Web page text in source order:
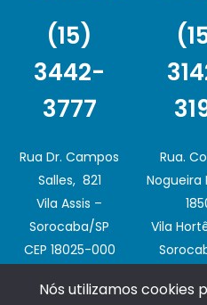
(15)
3442-
3777
Rua Dr. Campos
Salles, 821
Vila Assis –
Sorocaba/SP
CEP 18025-000
Rua.
Nogueira
Vila
Nós utilizamos cookies